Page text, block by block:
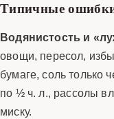
Типичные
Водянистость и
овощи, пересол,
бумаге, соль только
по ½ ч. л., рассолы
миску.